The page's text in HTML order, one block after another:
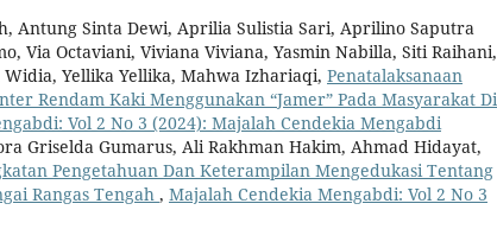
Antung Sinta Dewi, Aprilia Sulistia Sari, Aprilino Saputra
Via Octaviani, Viviana Viviana, Yasmin Nabilla, Siti
Yellika Yellika, Mahwa Izhariaqi, Penatalaksanaan
Rendam Kaki Menggunakan “Jamer” Pada Masyarakat Di
Vol 2 No 3 (2024): Majalah Cendekia Mengabdi
Griselda Gumarus, Ali Rakhman Hakim, Ahmad Hidayat,
Pengetahuan Dan Keterampilan Mengedukasi Tentang
Rangas Tengah , Majalah Cendekia Mengabdi: Vol 2 No 3